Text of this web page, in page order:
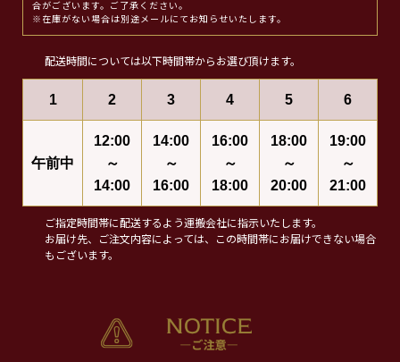
合がございます。ご了承ください。
※在庫がない場合は別途メールにてお知らせいたします。
配送時間については以下時間帯からお選び頂けます。
1 2 3 4 5 6
午前中
12:00
～
14:00
14:00
～
16:00
16:00
～
18:00
18:00
～
20:00
19:00
～
21:00
ご指定時間帯に配送するよう運搬会社に指示いたします。
お届け先、ご注文内容によっては、この時間帯にお届けできない場合
もございます。